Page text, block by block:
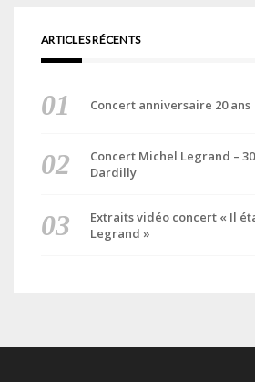
ARTICLES RÉCENTS
Concert anniversaire 20 ans
Concert Michel Legrand –
Dardilly
Extraits vidéo concert « Il
Legrand »